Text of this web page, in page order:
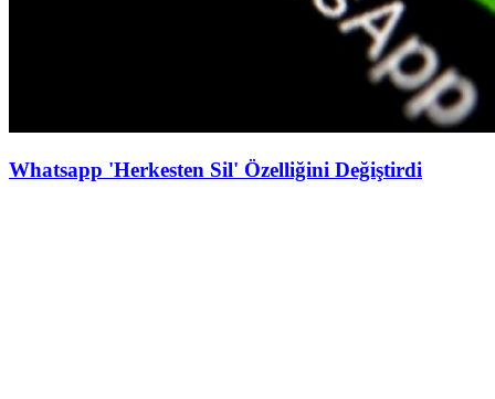
Whatsapp 'Herkesten Sil' Özelliğini Değiştirdi